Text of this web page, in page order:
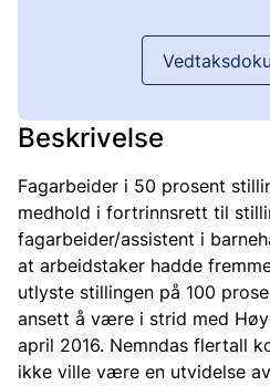
Beskrivelse
Fagarbeider i 50 prosent
medhold i fortrinnsrett til
fagarbeider/assistent i
at arbeidstaker hadde
utlyste stillingen på 100
ansett å være i strid med
april 2016. Nemndas flertall
ikke ville være en utvidelse